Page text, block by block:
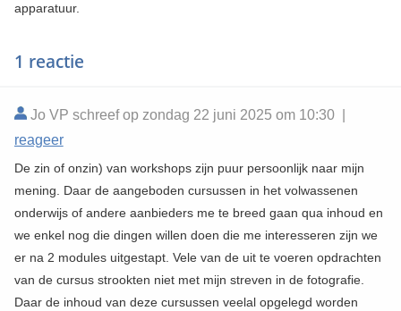
apparatuur.
1 reactie
Jo VP schreef op zondag 22 juni 2025 om 10:30 |
reageer
De zin of onzin) van workshops zijn puur persoonlijk naar mijn
mening. Daar de aangeboden cursussen in het volwassenen
onderwijs of andere aanbieders me te breed gaan qua inhoud en
we enkel nog die dingen willen doen die me interesseren zijn we
er na 2 modules uitgestapt. Vele van de uit te voeren opdrachten
van de cursus strookten niet met mijn streven in de fotografie.
Daar de inhoud van deze cursussen veelal opgelegd worden